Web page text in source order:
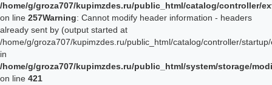
/home/g/groza707/kupimzdes.ru/public_html/catalog/controller/
on line 257Warning: Cannot modify header information - headers
already sent by (output started at
/home/g/groza707/kupimzdes.ru/public_html/catalog/controller/
in
/home/g/groza707/kupimzdes.ru/public_html/system/storage/
on line 421